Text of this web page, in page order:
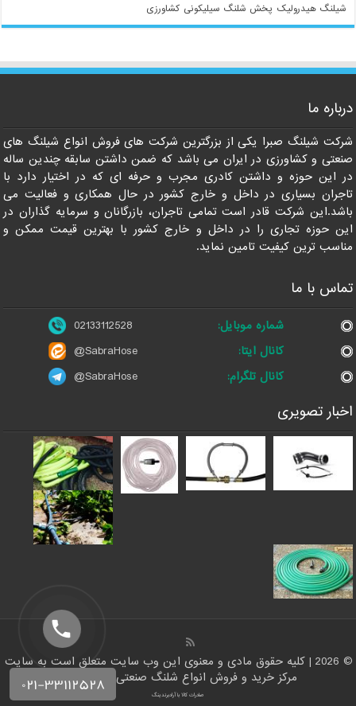
شیلنگ هیدرولیک پخش شلنگ سیلیکونی کشاورزی
درباره ما
شرکت شیلنگ صبرا یکی از بزرگترین شرکت های فروش انواع شیلنگ های
صنعتی و کشاورزی در ایران می باشد که ضمن داشتن سابقه چندین ساله
در این حوزه و داشتن کادری مجرب و حرفه ای که در اختیار دارد با
تاجران بسیاری در داخل و خارج کشور در حال همکاری و فعالیت می
باشد.این شرکت قادر است تمامی تاجران، بازرگانان و سرمایه گذاران در
این حوزه تجاری را در داخل و خارج کشور با بهترین قیمت ممکن و
مناسب ترین کیفیت تامین نماید.
تماس با ما
شماره موبایل:
02133112528
کانال ایتا:
@SabraHose
کانال تلگرام:
@SabraHose
اخبار تصویری
© 2026 | کلیه حقوق مادی و معنوی این وب سایت متعلق است به سایت
مرکز خرید و فروش انواع شلنگ صنعتی | شلنگ من
صادرات کالا با آرادبرندینگ
021-33112528